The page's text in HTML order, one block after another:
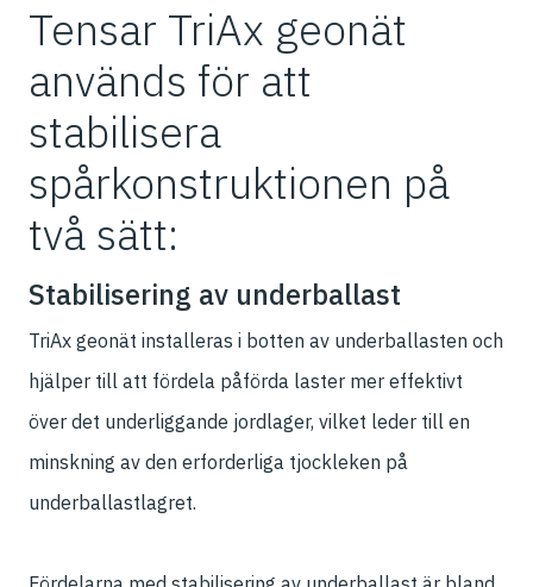
Tensar TriAx geonät
används för att
stabilisera
spårkonstruktionen på
två sätt:
Stabilisering av underballast
TriAx geonät installeras i botten av underballasten och
hjälper till att fördela påförda laster mer effektivt
över det underliggande jordlager, vilket leder till en
minskning av den erforderliga tjockleken på
underballastlagret.